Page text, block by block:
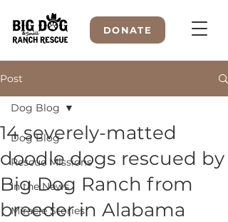
DONATE
Post
Dog Blog
Rescue Missions
In the News
Miracle Stories
Dog Blog
14 severely-matted
doodle dogs rescued by
Big Dog Ranch from
breeder in Alabama